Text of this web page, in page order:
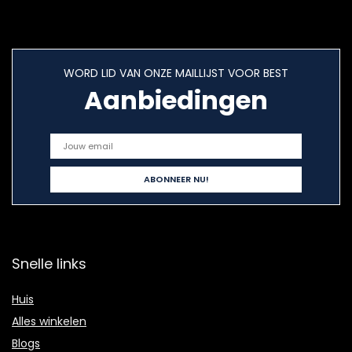
WORD LID VAN ONZE MAILLIJST VOOR BEST
Aanbiedingen
Snelle links
Huis
Alles winkelen
Blogs